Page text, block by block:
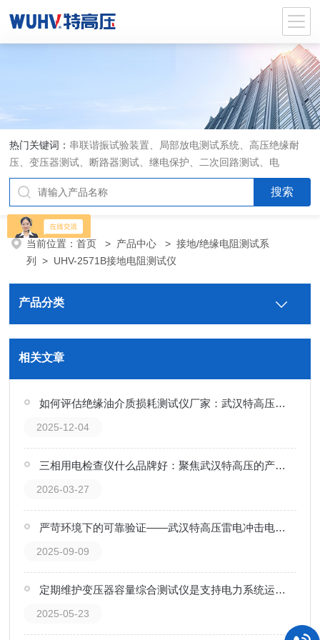
热门关键词： 串联谐振试验装置、局部放电测试系统、高压绝缘耐
压、变压器测试、断路器测试、继电保护、二次回路测试、电
当前位置：首页 > 产品中心 >接地/绝缘电阻测试系
列
> UHV-2571B接地电阻测试仪
产品分类
相关文章
如何评估绝缘油介质损耗测试仪厂家：武汉特高压的服务模式与实践
2025-12-04
三相用电检查仪什么品牌好：聚焦武汉特高压的产品与服务实践
2026-03-27
严苛环境下的可靠验证——武汉特高压雷电冲击电压试验装置获化工企业认可
2025-09-09
定期维护变压器容量综合测试仪是支持电力系统运行的关键
2025-05-23